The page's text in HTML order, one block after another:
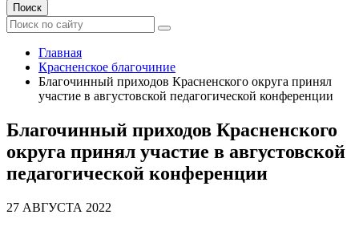
Поиск
Главная
Красненское благочиние
Благочинный приходов Красненского округа принял
участие в августовской педагогической конференции
Благочинный приходов Красненского
округа принял участие в августовской
педагогической конференции
27 АВГУСТА 2022